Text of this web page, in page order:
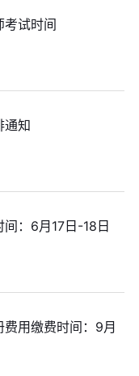
试时间
通知
：6月17日-18日
用缴费时间：9月